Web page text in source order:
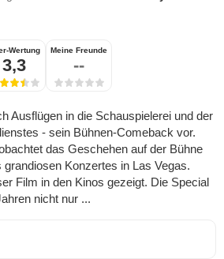
Wertung
3,3
Meine Freunde
--
Ausflügen in die Schauspielerei und der
- sein Bühnen-Comeback vor.
das Geschehen auf der Bühne
Konzertes in Las Vegas.
Film in den Kinos gezeigt. Die Special
nicht nur ...